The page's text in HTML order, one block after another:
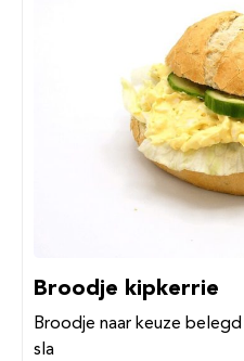
Broodje kipkerrie
Broodje naar keuze
sla